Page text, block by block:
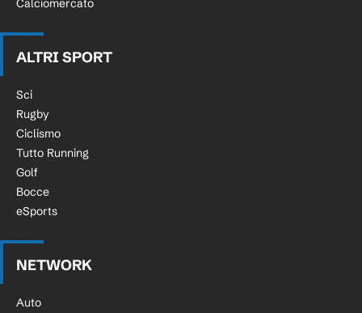
Calciomercato
ALTRI SPORT
Sci
Rugby
Ciclismo
Tutto Running
Golf
Bocce
eSports
NETWORK
Auto